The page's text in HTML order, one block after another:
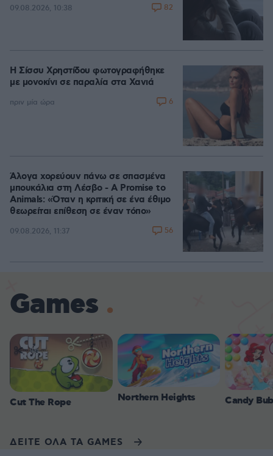
09.08.2026, 10:38 82
Η Σίσσυ Χρηστίδου φωτογραφήθηκε
με μονοκίνι σε παραλία στα Χανιά
πριν μία ώρα 6
Άλογα χορεύουν πάνω σε σπασμένα
μπουκάλια στη Λέσβο - A Promise to
Animals: «Όταν η κριτική σε ένα έθιμο
θεωρείται επίθεση σε έναν τόπο»
09.08.2026, 11:37 56
Games
Cut The Rope Northern Heights Candy
ΔΕΙΤΕ ΟΛΑ ΤΑ GAMES